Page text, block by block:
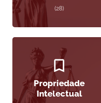
(28)
Propriedade
Intelectual